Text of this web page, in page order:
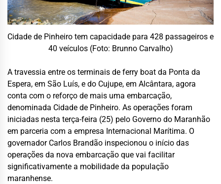
Cidade de Pinheiro tem capacidade para 428 passageiros e
40 veículos (Foto: Brunno Carvalho)
A travessia entre os terminais de ferry boat da Ponta da
Espera, em São Luís, e do Cujupe, em Alcântara, agora
conta com o reforço de mais uma embarcação,
denominada Cidade de Pinheiro. As operações foram
iniciadas nesta terça-feira (25) pelo Governo do Maranhão
em parceria com a empresa Internacional Marítima. O
governador Carlos Brandão inspecionou o início das
operações da nova embarcação que vai facilitar
significativamente a mobilidade da população
maranhense.